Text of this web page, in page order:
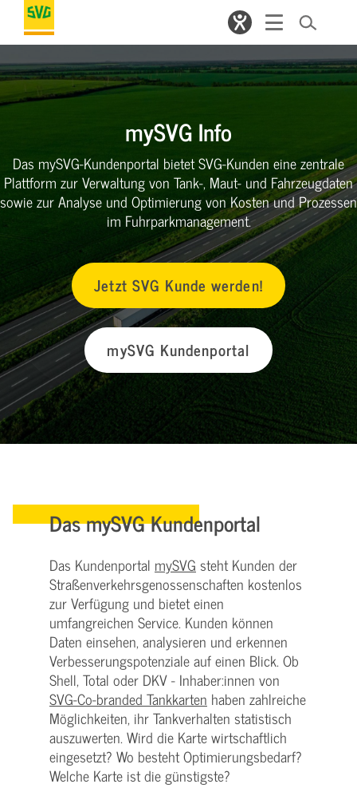
mySVG Info
Das mySVG-Kundenportal bietet SVG-Kunden eine zentrale
Plattform zur Verwaltung von Tank-, Maut- und Fahrzeugdaten
sowie zur Analyse und Optimierung von Kosten und Prozessen
im Fuhrparkmanagement.
Jetzt SVG Kunde werden!
mySVG Kundenportal
Das mySVG Kundenportal
Das Kundenportal mySVG steht Kunden der
Straßenverkehrsgenossenschaften kostenlos
zur Verfügung und bietet einen
umfangreichen Service. Kunden können
Daten einsehen, analysieren und erkennen
Verbesserungspotenziale auf einen Blick. Ob
Shell, Total oder DKV - Inhaber:innen von
SVG-Co-branded Tankkarten haben zahlreiche
Möglichkeiten, ihr Tankverhalten statistisch
auszuwerten. Wird die Karte wirtschaftlich
eingesetzt? Wo besteht Optimierungsbedarf?
Welche Karte ist die günstigste?